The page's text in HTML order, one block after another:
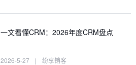
一文看懂CRM：2026年度CRM盘点
2026-5-27 | 纷享销客